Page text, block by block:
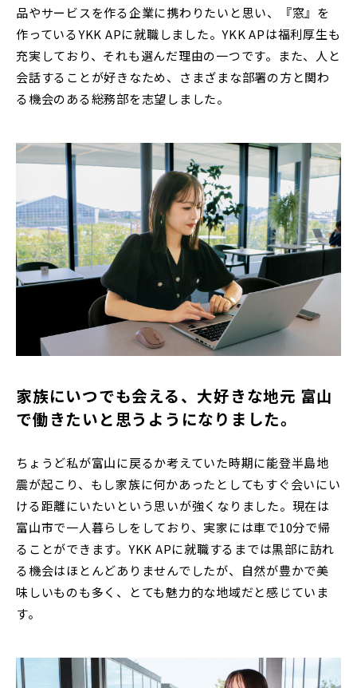
品やサービスを作る企業に携わりたいと思い、『窓』を
作っているYKK APに就職しました。YKK APは福利厚生も
充実しており、それも選んだ理由の一つです。また、人と
会話することが好きなため、さまざまな部署の方と関わ
る機会のある総務部を志望しました。
家族にいつでも会える、大好きな地元 富山
で働きたいと思うようになりました。
ちょうど私が富山に戻るか考えていた時期に能登半島地
震が起こり、もし家族に何かあったとしてもすぐ会いにい
ける距離にいたいという思いが強くなりました。現在は
富山市で一人暮らしをしており、実家には車で10分で帰
ることができます。YKK APに就職するまでは黒部に訪れ
る機会はほとんどありませんでしたが、自然が豊かで美
味しいものも多く、とても魅力的な地域だと感じていま
す。